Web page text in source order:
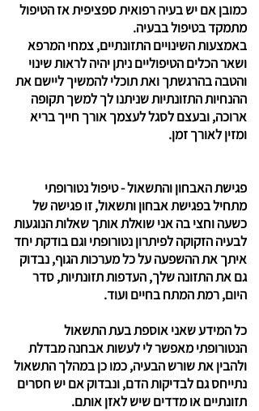
כמובן אם יש בעיה רפואית ספציפית אז הטיפול
מתמקד בטיפול בבעיה.
באמצעות השינויים התזונתיים, צמחי המרפא
ושאר הכלים הטיפוליים ניתן יהיה לראות שינוי
והטבה בהרגשתך ואת תוכלי להמשיך ליישם את
ההנחיות התזונתיות שניתנו לך למשך תקופה
ארוכה, ובעצם לסגל לעצמך אורך חייך בריא
ומזין לאורך זמן.
פגישת האבחון והתשאול - טיפול נטורופתי
מתחיל בפגישת אבחון ותשאול, זו פגישה של
כשעה וחצי בה אני שואלת אותך שאלות הנוגעות
לבעיה הזקוקה לפיתרון נטורופתי וגם בודקת יחד
איתך את ההשפעה על כל מערכות הגוף, נבדוק
גם את התזונה שלך, העדפות תזונתיות, סדר
היום, רמת המתח בחיים ועוד.
כל המידע שאני אוספת בעת התשאול
הנטורופתי מאפשר לי לעשות אבחנה מבדלת
ולהבין את שורש הבעיה, כמו כן במהלך התשאול
נתייחס גם לבדיקות הדם, ונבדוק אם יש חסרים
תזונתיים או מדדים שיש לאזן אותם.